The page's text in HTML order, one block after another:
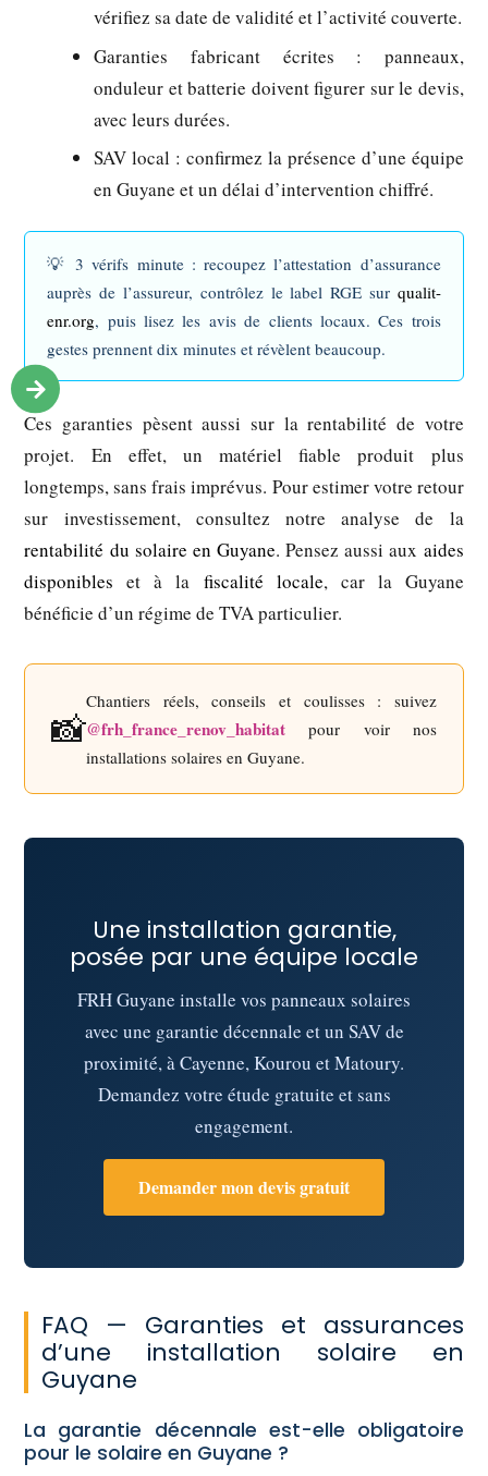
vérifiez sa date de validité et l’activité couverte.
Garanties fabricant écrites : panneaux,
onduleur et batterie doivent figurer sur le devis,
avec leurs durées.
SAV local : confirmez la présence d’une équipe
en Guyane et un délai d’intervention chiffré.
💡 3 vérifs minute: recoupez l’attestation d’assurance
auprès de l’assureur, contrôlez le label RGE sur qualit-
enr.org, puis lisez les avis de clients locaux. Ces trois
gestes prennent dix minutes et révèlent beaucoup.
Ces garanties pèsent aussi sur la rentabilité de votre
projet. En effet, un matériel fiable produit plus
longtemps, sans frais imprévus. Pour estimer votre retour
sur investissement, consultez notre analyse de la
rentabilité du solaire en Guyane. Pensez aussi aux aides
disponibles et à la fiscalité locale, car la Guyane
bénéficie d’un régime de TVA particulier.
📸
Chantiers réels, conseils et coulisses : suivez
@frh_france_renov_habitat pour voir nos
installations solaires en Guyane.
Une installation garantie,
posée par une équipe locale
FRH Guyane installe vos panneaux solaires
avec une garantie décennale et un SAV de
proximité, à Cayenne, Kourou et Matoury.
Demandez votre étude gratuite et sans
engagement.
Demander mon devis gratuit
FAQ — Garanties et assurances
d’une installation solaire en
Guyane
La garantie décennale est-elle obligatoire
pour le solaire en Guyane ?